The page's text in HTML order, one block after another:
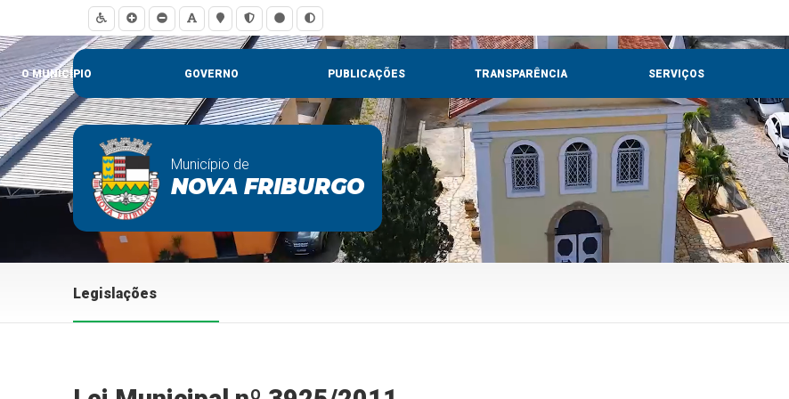
O MUNICÍPIO GOVERNO PUBLICAÇÕES TRANSPARÊNCIA SERVIÇOS
Município de
NOVA FRIBURGO
Legislações